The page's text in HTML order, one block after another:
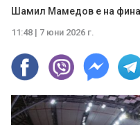
Шамил Мамедов е на
11:48 | 7 юни 2026 г.